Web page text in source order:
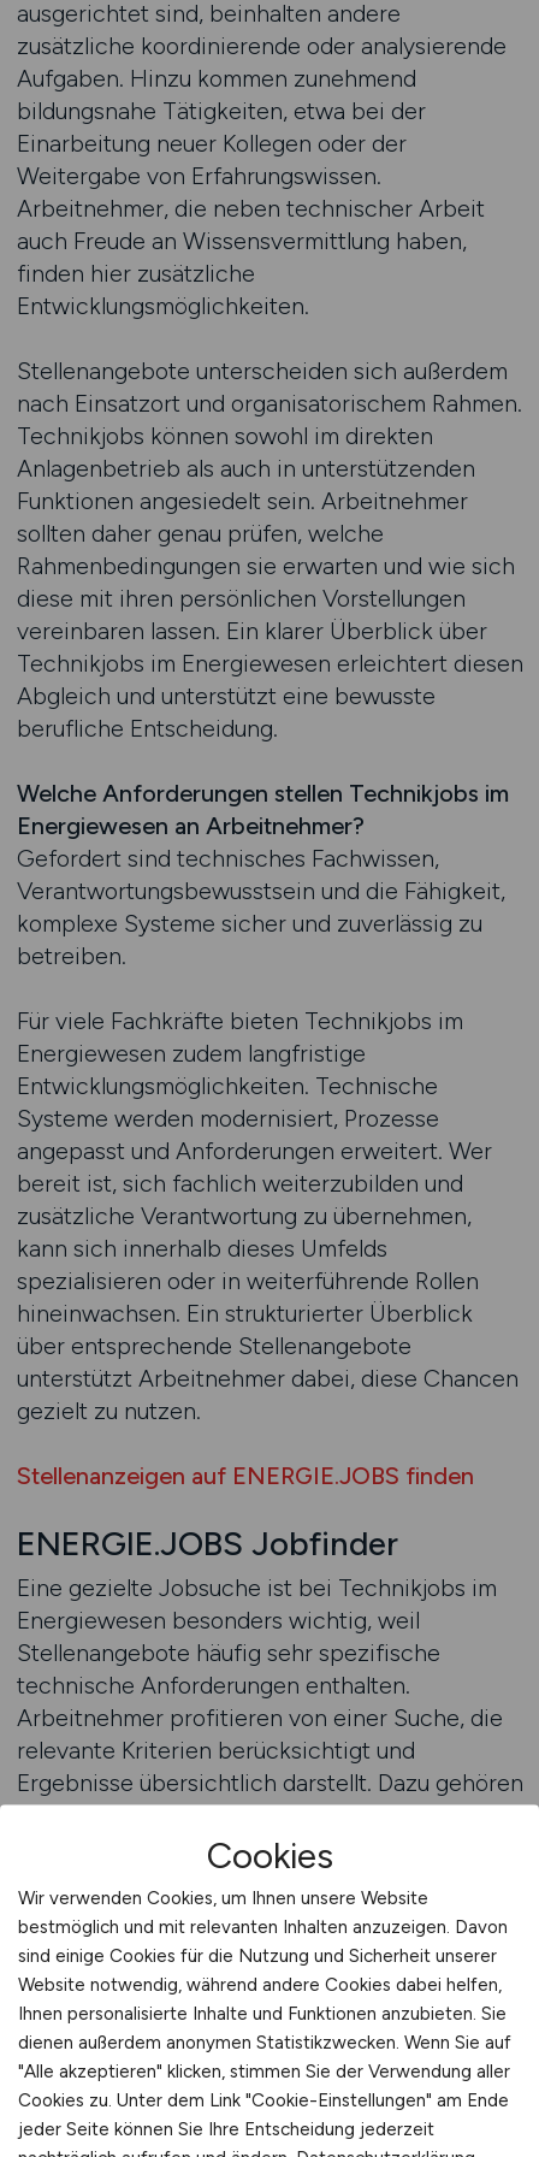
ausgerichtet sind, beinhalten andere
zusätzliche koordinierende oder analysierende
Aufgaben. Hinzu kommen zunehmend
bildungsnahe Tätigkeiten, etwa bei der
Einarbeitung neuer Kollegen oder der
Weitergabe von Erfahrungswissen.
Arbeitnehmer, die neben technischer Arbeit
auch Freude an Wissensvermittlung haben,
finden hier zusätzliche
Entwicklungsmöglichkeiten.
Stellenangebote unterscheiden sich außerdem
nach Einsatzort und organisatorischem Rahmen.
Technikjobs können sowohl im direkten
Anlagenbetrieb als auch in unterstützenden
Funktionen angesiedelt sein. Arbeitnehmer
sollten daher genau prüfen, welche
Rahmenbedingungen sie erwarten und wie sich
diese mit ihren persönlichen Vorstellungen
vereinbaren lassen. Ein klarer Überblick über
Technikjobs im Energiewesen erleichtert diesen
Abgleich und unterstützt eine bewusste
berufliche Entscheidung.
Welche Anforderungen stellen Technikjobs im
Energiewesen an Arbeitnehmer?
Gefordert sind technisches Fachwissen,
Verantwortungsbewusstsein und die Fähigkeit,
komplexe Systeme sicher und zuverlässig zu
betreiben.
Für viele Fachkräfte bieten Technikjobs im
Energiewesen zudem langfristige
Entwicklungsmöglichkeiten. Technische
Systeme werden modernisiert, Prozesse
angepasst und Anforderungen erweitert. Wer
bereit ist, sich fachlich weiterzubilden und
zusätzliche Verantwortung zu übernehmen,
kann sich innerhalb dieses Umfelds
spezialisieren oder in weiterführende Rollen
hineinwachsen. Ein strukturierter Überblick
über entsprechende Stellenangebote
unterstützt Arbeitnehmer dabei, diese Chancen
gezielt zu nutzen.
Stellenanzeigen auf ENERGIE.JOBS finden
ENERGIE.JOBS Jobfinder
Eine gezielte Jobsuche ist bei Technikjobs im
Energiewesen besonders wichtig, weil
Stellenangebote häufig sehr spezifische
technische Anforderungen enthalten.
Arbeitnehmer profitieren von einer Suche, die
relevante Kriterien berücksichtigt und
Ergebnisse übersichtlich darstellt. Dazu gehören
fachliche Spezialisierung, gewünschter
Einsatzbereich und individuelle Vorstellungen zu
Jobfinder unterstützt diesen Prozess, indem er
Struktur in die Suche bringt und den Fokus auf
passende Angebote lenkt.
Ein strukturierter Suchprozess spart Zeit und
erhöht die Qualität der Ergebnisse. Gerade
Fachkräfte mit Berufserfahrung möchten gezielt
nach Positionen suchen, die ihrem
Cookies
Wir verwenden Cookies, um Ihnen unsere Website
bestmöglich und mit relevanten Inhalten anzuzeigen. Davon
sind einige Cookies für die Nutzung und Sicherheit unserer
Website notwendig, während andere Cookies dabei helfen,
Ihnen personalisierte Inhalte und Funktionen anzubieten. Sie
dienen außerdem anonymen Statistikzwecken. Wenn Sie auf
"Alle akzeptieren" klicken, stimmen Sie der Verwendung aller
Cookies zu. Unter dem Link "Cookie-Einstellungen" am Ende
jeder Seite können Sie Ihre Entscheidung jederzeit